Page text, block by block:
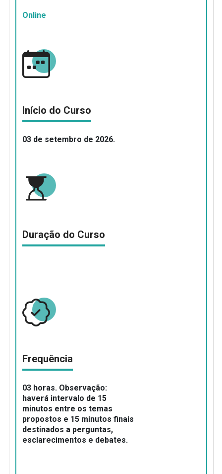
Online
Início do Curso
03 de setembro de 2026.
Duração do Curso
Frequência
03 horas. Observação:
haverá intervalo de 15
minutos entre os temas
propostos e 15 minutos finais
destinados a perguntas,
esclarecimentos e debates.